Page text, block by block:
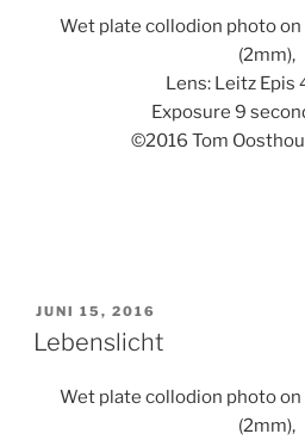
Wet plate collodion photo on
(2mm),
Lens: Leitz Epis
Exposure 9
©2016 Tom
GEPLAATST
OP
JUNI 15, 2016
Lebenslicht
Wet plate collodion photo on
(2mm),